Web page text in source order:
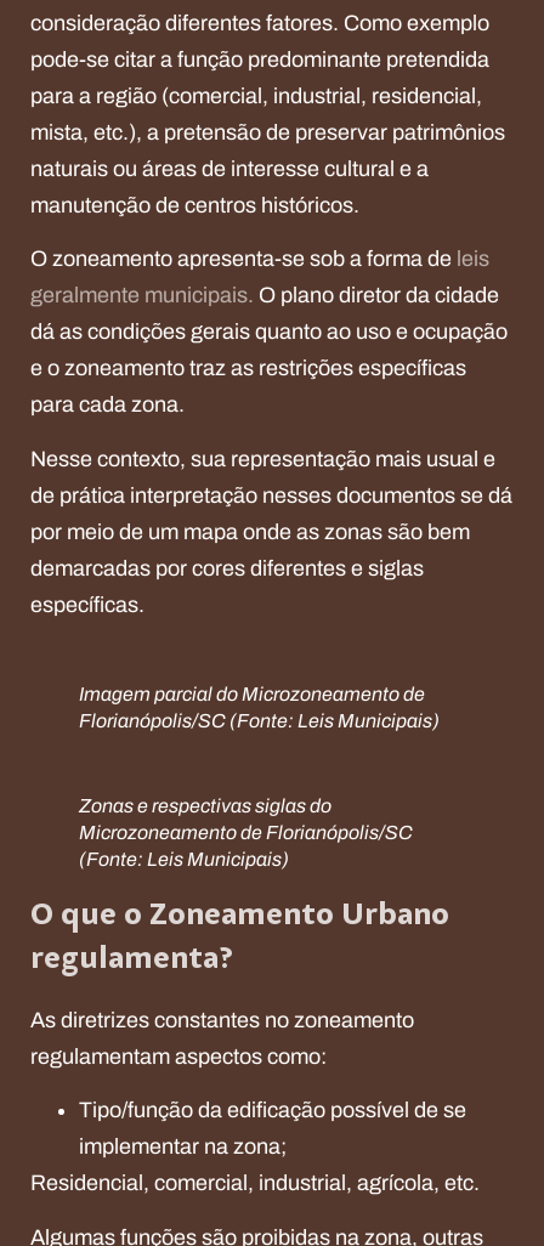
consideração diferentes fatores. Como exemplo
pode-se citar a função predominante pretendida
para a região (comercial, industrial, residencial,
mista, etc.), a pretensão de preservar patrimônios
naturais ou áreas de interesse cultural e a
manutenção de centros históricos.
O zoneamento apresenta-se sob a forma de leis
geralmente municipais. O plano diretor da cidade
dá as condições gerais quanto ao uso e ocupação
e o zoneamento traz as restrições específicas
para cada zona.
Nesse contexto, sua representação mais usual e
de prática interpretação nesses documentos se dá
por meio de um mapa onde as zonas são bem
demarcadas por cores diferentes e siglas
específicas.
Imagem parcial do Microzoneamento de
Florianópolis/SC (Fonte: Leis Municipais)
Zonas e respectivas siglas do
Microzoneamento de Florianópolis/SC
(Fonte: Leis Municipais)
O que o Zoneamento Urbano
regulamenta?
As diretrizes constantes no zoneamento
regulamentam aspectos como:
Tipo/função da edificação possível de se
implementar na zona;
Residencial, comercial, industrial, agrícola, etc.
Algumas funções são proibidas na zona, outras